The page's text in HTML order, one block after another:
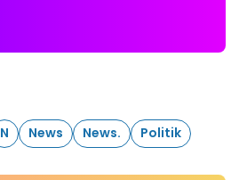
N News News. Politik